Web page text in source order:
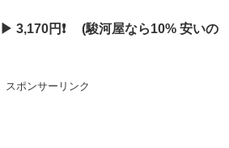
円❗ (駿河屋なら10% 安いの
スポンサーリンク